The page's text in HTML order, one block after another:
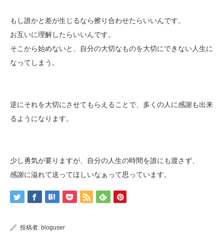
もし誰かと差が生じるなら擦り合わせたらいいんです。
お互いに理解したらいいんです。
そこから始めないと、自分の大切なものを大切にできない人生に
なってしまう。
逆にそれを大切にさせてもらえることで、多くの人に感謝も出来
るようになります。
少し勇気が要りますが、自分の人生の時間を誰にも渡さず、
感謝に溢れて送ってほしいなぁって思っています。
投稿者: bloguser